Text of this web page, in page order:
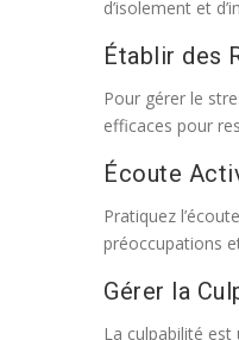
d’isolement et
Établir des
Pour gérer le
efficaces pour
Écoute
Pratiquez
préoccupations
Gérer la
La culpabilité